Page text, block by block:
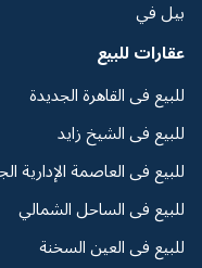
بيل في
عقارات للبيع
للبيع فى القاهرة الجديدة
للبيع فى الشيخ زايد
للبيع فى العاصمة الإدارية
للبيع فى الساحل الشمالي
للبيع فى العين السخنة